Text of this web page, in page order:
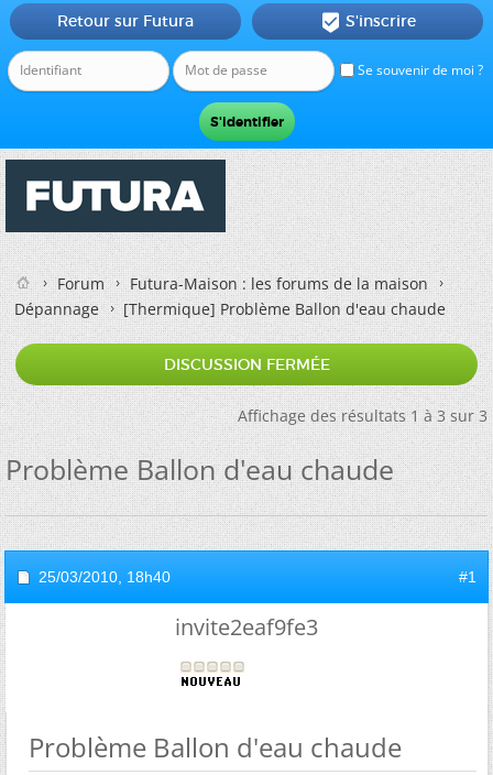
Se souvenir de moi ?
Retour sur Futura  S'inscrire
Forum
Futura-Maison : les forums de la maison
Dépannage
[Thermique]Problème Ballon d'eau chaude
DISCUSSION FERMÉE
Affichage des résultats 1 à 3 sur 3
Problème Ballon d'eau chaude
25/03/2010, 18h40 #1
invite2eaf9fe3
Problème Ballon d'eau chaude